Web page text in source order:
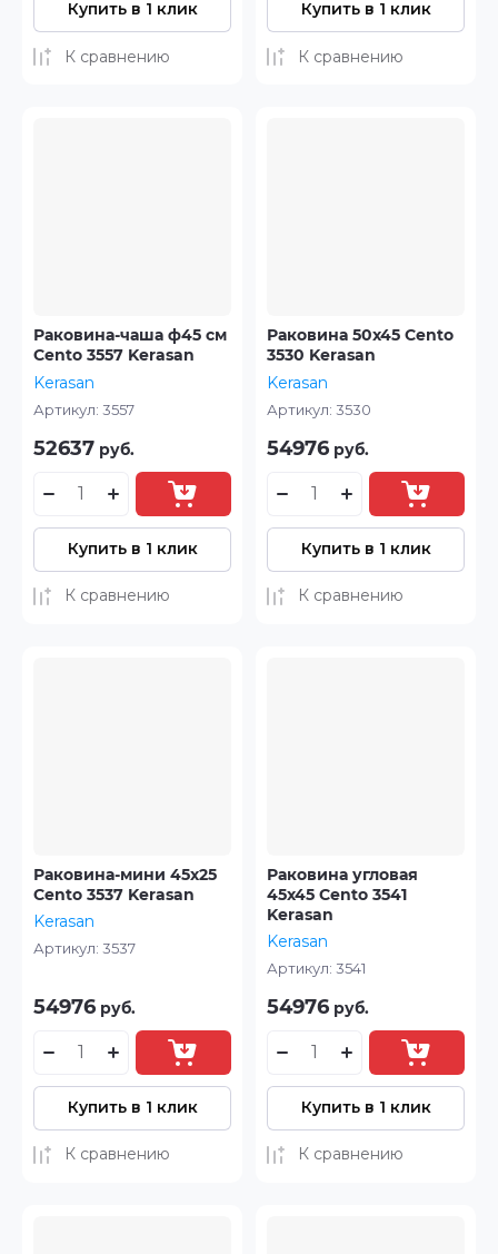
Купить в 1 клик
К сравнению
Купить в 1 клик
К сравнению
Раковина-чаша ф45 см
Cento 3557 Kerasan
Kerasan
Артикул: 3557
52637 руб.
Купить в 1 клик
К сравнению
Раковина 50x45 Cento
3530 Kerasan
Kerasan
Артикул: 3530
54976 руб.
Купить в 1 клик
К сравнению
Раковина-мини 45x25
Cento 3537 Kerasan
Kerasan
Артикул: 3537
54976 руб.
Купить в 1 клик
К сравнению
Раковина угловая
45x45 Cento 3541
Kerasan
Kerasan
Артикул: 3541
54976 руб.
Купить в 1 клик
К сравнению